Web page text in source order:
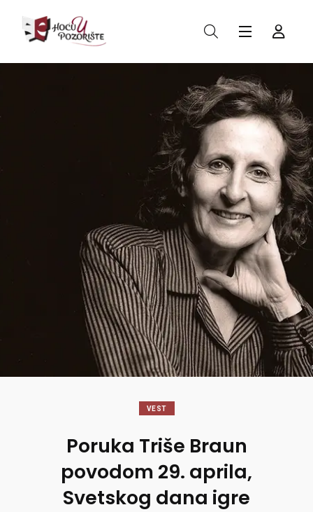
VEST
Poruka Triše Braun
povodom 29. aprila,
Svetskog dana igre